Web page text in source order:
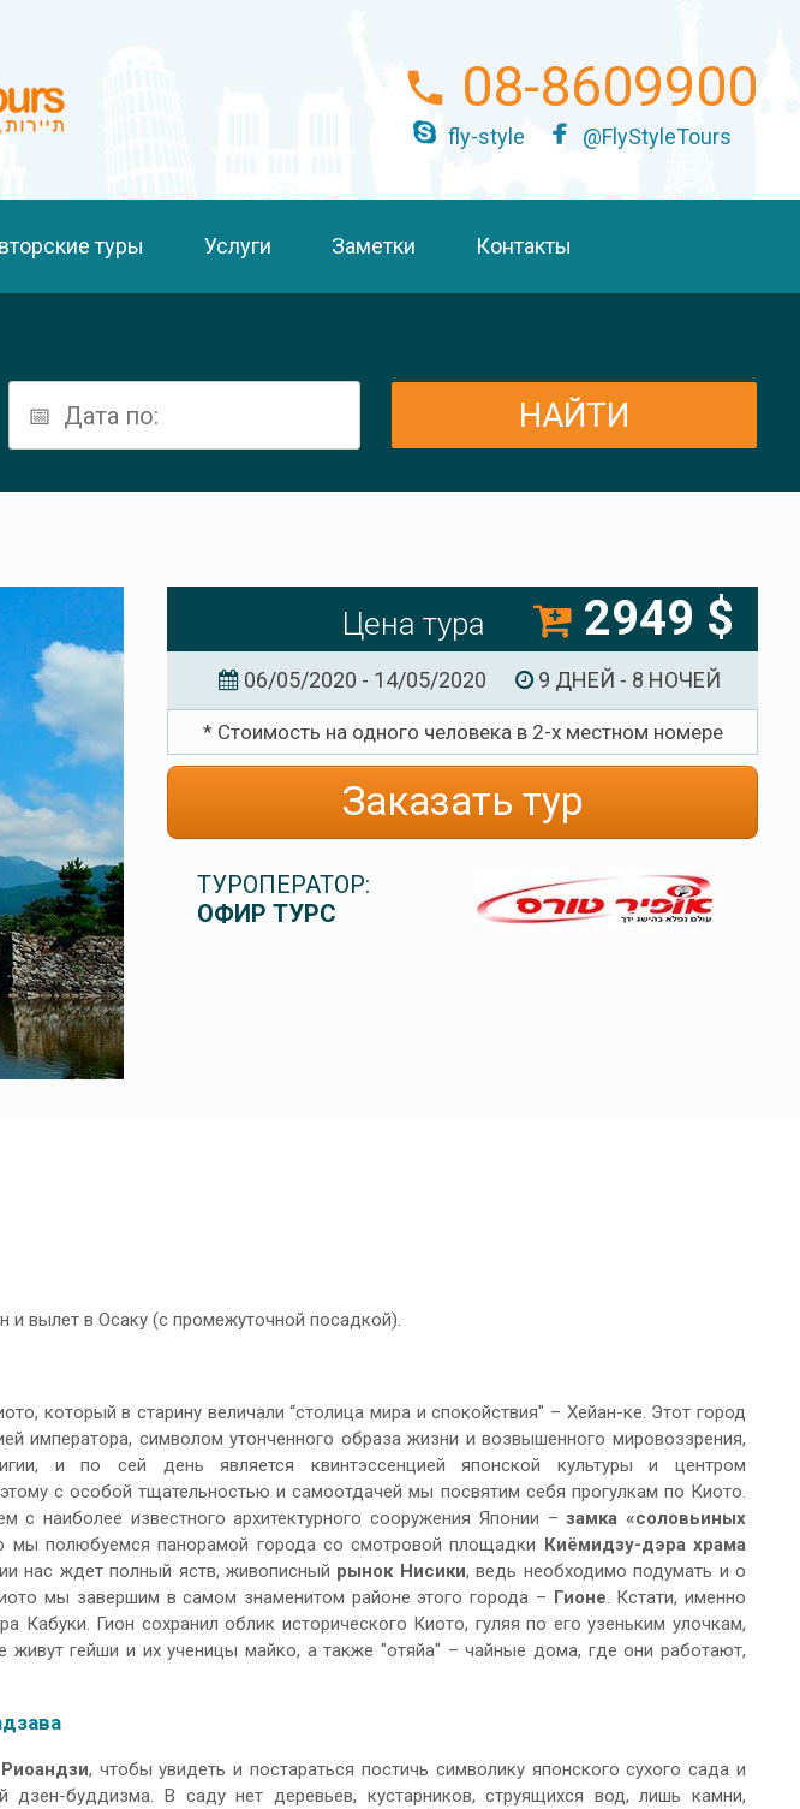
08-8609900
fly-style @FlyStyleTours
туры Услуги Заметки Контакты
Цена тура 2949 $
06/05/2020 - 14/05/2020 9 ДНЕЙ - 8 НОЧЕЙ
* Стоимость на одного человека в 2-х местном номере
Заказать тур
ТУРОПЕРАТОР:
ОФИР ТУРС
и вылет в Осаку (с промежуточной посадкой).
который в старину величали “столица мира и спокойствия" – Хейан-ке. Этот город
императора, символом утонченного образа жизни и возвышенного мировоззрения,
и по сей день является квинтэссенцией японской культуры и центром
с особой тщательностью и самоотдачей мы посвятим себя прогулкам по Киото.
с наиболее известного архитектурного сооружения Японии –замка «соловьиных
мы полюбуемся панорамой города со смотровой площадки Киёмидзу-дэра храма
нас ждет полный яств, живописный рынок Нисики, ведь необходимо подумать и о
мы завершим в самом знаменитом районе этого города – Гионе. Кстати, именно
Кабуки. Гион сохранил облик исторического Киото, гуляя по его узеньким улочкам,
гейши и их ученицы майко, а также "отяйа" – чайные дома, где они работают,
, чтобы увидеть и постараться постичь символику японского сухого сада и
дзен-буддизма. В саду нет деревьев, кустарников, струящихся вод, лишь камни,